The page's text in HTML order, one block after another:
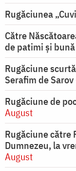
Rugăciunea
Către
de patimi și
Rugăciune
Serafim de Sarov
Rugăciune de
August
Rugăciune către
Dumnezeu, la
August